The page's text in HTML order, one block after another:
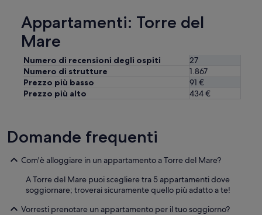
Appartamenti: Torre del
Mare
Numero di recensioni degli ospiti
27
Numero di strutture
1.867
Prezzo più basso
91 €
Prezzo più alto
434 €
Domande frequenti
Com'è alloggiare in un appartamento a Torre del Mare?
A Torre del Mare puoi scegliere tra 5 appartamenti dove
soggiornare; troverai sicuramente quello più adatto a te!
Vorresti prenotare un appartamento per il tuo soggiorno?